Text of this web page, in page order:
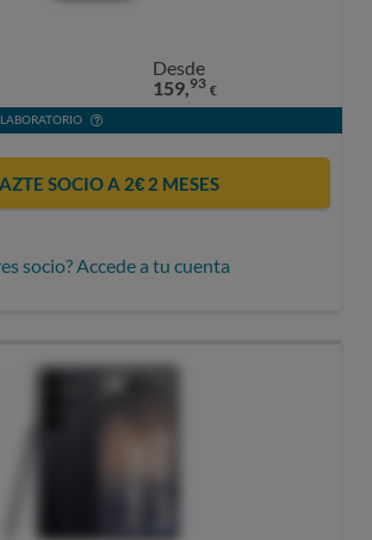
Desde
159,93 €
SOCIO A 2€ 2 MESES
socio? Accede a tu cuenta